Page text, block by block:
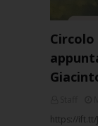
https://ift.tt/